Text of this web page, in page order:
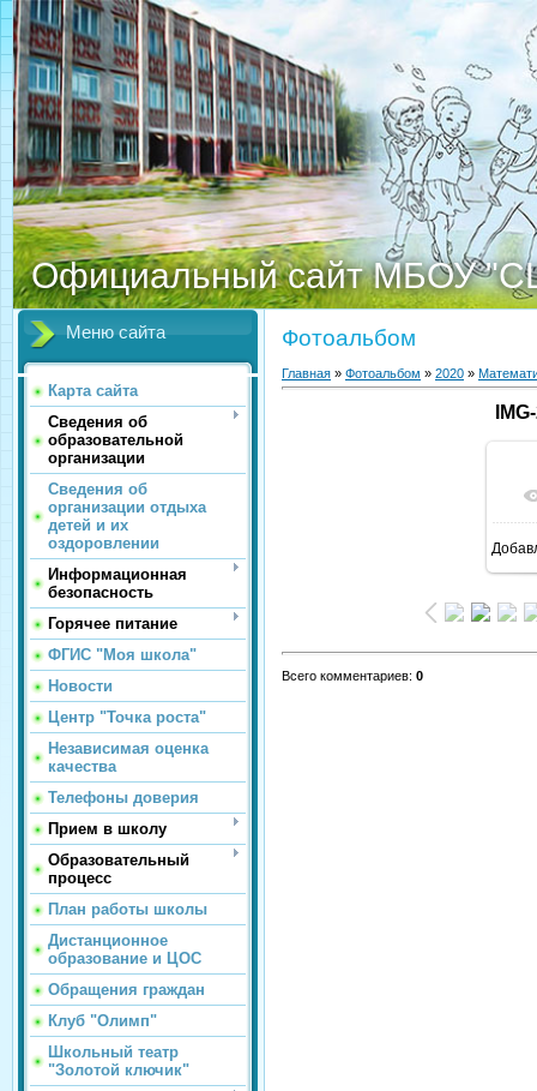
Официальный сайт МБОУ
Меню сайта
Карта сайта
Сведения об
образовательной
организации
Сведения об
организации отдыха
детей и их
оздоровлении
Информационная
безопасность
Горячее питание
ФГИС "Моя школа"
Новости
Центр "Точка роста"
Независимая оценка
качества
Телефоны доверия
Прием в школу
Образовательный
процесс
План работы школы
Дистанционное
образование и ЦОС
Обращения граждан
Клуб "Олимп"
Школьный театр
"Золотой ключик"
Фотоальбом
Главная » Фотоальбом » 2020 »
Всего комментариев: 0